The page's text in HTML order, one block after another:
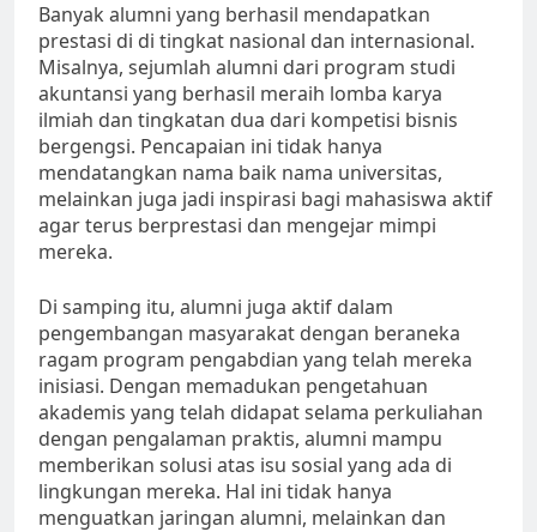
Banyak alumni yang berhasil mendapatkan
prestasi di di tingkat nasional dan internasional.
Misalnya, sejumlah alumni dari program studi
akuntansi yang berhasil meraih lomba karya
ilmiah dan tingkatan dua dari kompetisi bisnis
bergengsi. Pencapaian ini tidak hanya
mendatangkan nama baik nama universitas,
melainkan juga jadi inspirasi bagi mahasiswa aktif
agar terus berprestasi dan mengejar mimpi
mereka.
Di samping itu, alumni juga aktif dalam
pengembangan masyarakat dengan beraneka
ragam program pengabdian yang telah mereka
inisiasi. Dengan memadukan pengetahuan
akademis yang telah didapat selama perkuliahan
dengan pengalaman praktis, alumni mampu
memberikan solusi atas isu sosial yang ada di
lingkungan mereka. Hal ini tidak hanya
menguatkan jaringan alumni, melainkan dan